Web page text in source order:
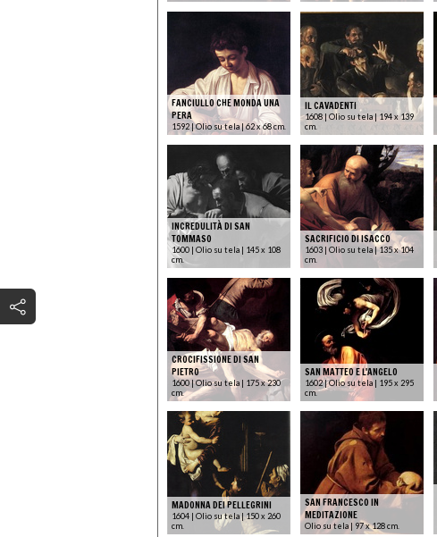
FANCIULLO CHE MONDA UNA
PERA
1592 | Olio su tela | 62 x 68 cm.
IL CAVADENTI
1608 | Olio su tela | 194 x 139
cm.
INCREDULITÀ DI SAN
TOMMASO
1600 | Olio su tela | 145 x 108
cm.
SACRIFICIO DI ISACCO
1603 | Olio su tela | 135 x 104
cm.
CROCIFISSIONE DI SAN
PIETRO
1600 | Olio su tela | 175 x 230
cm.
SAN MATTEO E L'ANGELO
1602 | Olio su tela | 195 x 295
cm.
MADONNA DEI PELLEGRINI
1604 | Olio su tela | 150 x 260
cm.
SAN FRANCESCO IN
MEDITAZIONE
Olio su tela | 97 x 128 cm.